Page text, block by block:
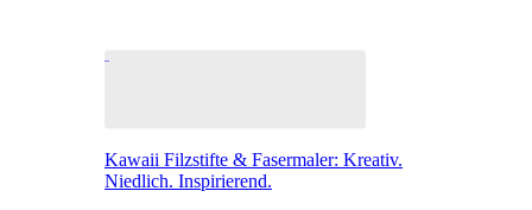
Kawaii Filzstifte & Fasermaler: Kreativ.
Niedlich. Inspirierend.